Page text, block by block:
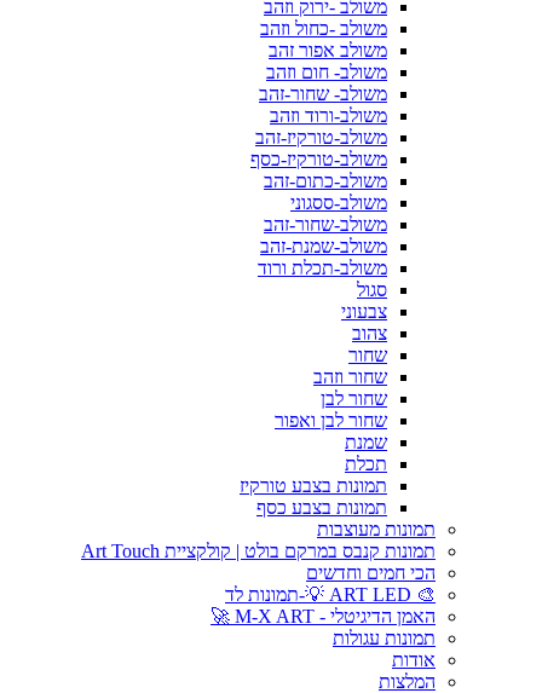
משולב -ירוק וזהב
משולב -כחול וזהב
משולב אפור זהב
משולב- חום וזהב
משולב- שחור-זהב
משולב-ורוד וזהב
משולב-טורקיז-זהב
משולב-טורקיז-כסף
משולב-כתום-זהב
משולב-ססגוני
משולב-שחור-זהב
משולב-שמנת-זהב
משולב-תכלת ורוד
סגול
צבעוני
צהוב
שחור
שחור וזהב
שחור לבן
שחור לבן ואפור
שמנת
תכלת
תמונות בצבע טורקיז
תמונות בצבע כסף
תמונות מעוצבות
תמונות קנבס במרקם בולט | קולקציית Art Touch
הכי חמים וחדשים
🎨 ART LED 💡-תמונות לד
האמן הדיגיטלי - M-X ART 🚀
תמונות עגולות
אודות
המלצות